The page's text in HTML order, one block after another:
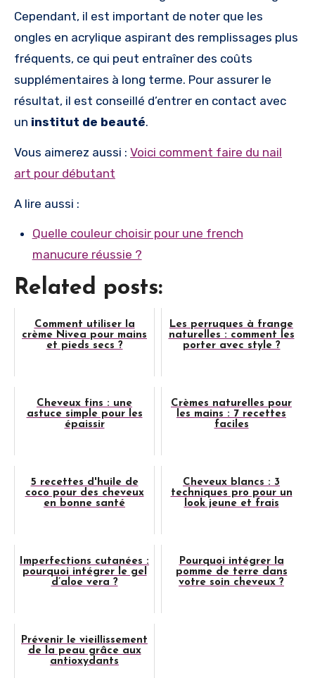
Cependant, il est important de noter que les
ongles en acrylique aspirant des remplissages plus
fréquents, ce qui peut entraîner des coûts
supplémentaires à long terme. Pour assurer le
résultat, il est conseillé d’entrer en contact avec
un institut de beauté.
Vous aimerez aussi : Voici comment faire du nail
art pour débutant
A lire aussi :
Quelle couleur choisir pour une french
manucure réussie ?
Related posts:
Comment utiliser la
crème Nivea pour mains
et pieds secs ?
Les perruques à frange
naturelles : comment les
porter avec style ?
Cheveux fins : une
astuce simple pour les
épaissir
Crèmes naturelles pour
les mains : 7 recettes
faciles
5 recettes d'huile de
coco pour des cheveux
en bonne santé
Cheveux blancs : 3
techniques pro pour un
look jeune et frais
Imperfections cutanées :
pourquoi intégrer le gel
d’aloe vera ?
Pourquoi intégrer la
pomme de terre dans
votre soin cheveux ?
Prévenir le vieillissement
de la peau grâce aux
antioxydants